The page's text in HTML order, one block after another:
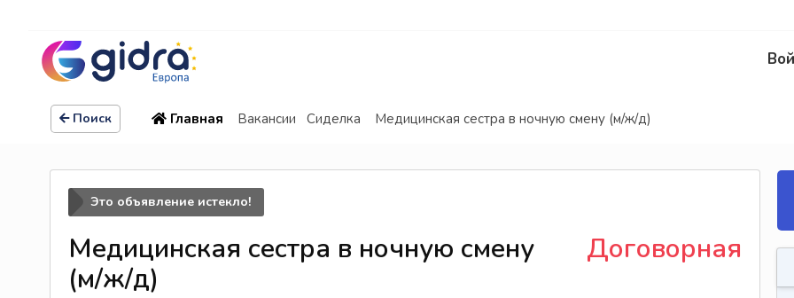
Поиск Главная Вакансии Сиделка Медицинская сестра в ночную смену (м/ж/д)
Это объявление истекло!
Договорная
Медицинская сестра в ночную смену
(м/ж/д)